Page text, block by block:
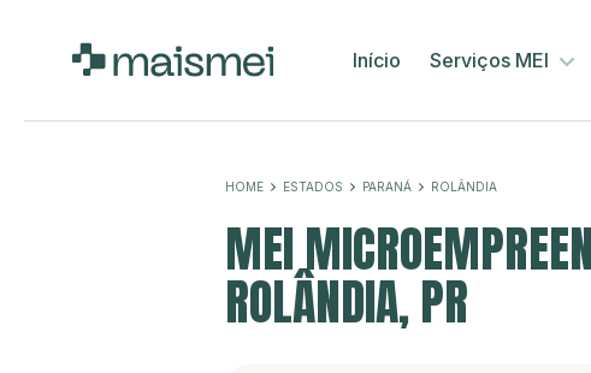
Início Serviços MEI
HOME ESTADOS PARANÁ ROLÂNDIA
MEI
ROLÂNDIA, PR